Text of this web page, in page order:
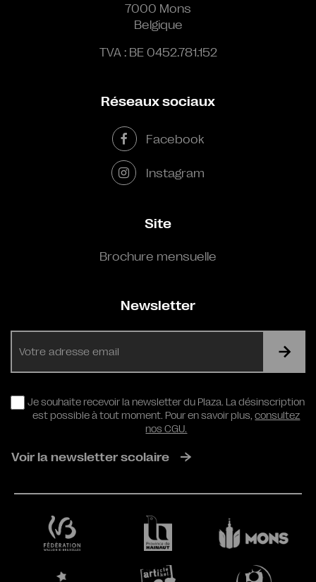
7000 Mons
Belgique
TVA : BE 0452.781.152
Réseaux sociaux
Facebook
Instagram
Site
Brochure mensuelle
Newsletter
RGPD
Je souhaite recevoir la newsletter du Plaza. La désinscription
est possible à tout moment. Pour en savoir plus,consultez
nos CGU.
Voir la newsletter scolaire